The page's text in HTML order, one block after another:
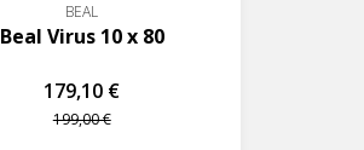
BEAL
Beal Virus 10 x 80
179,10 €
199,00 €